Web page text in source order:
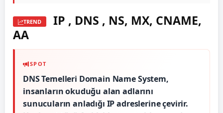
TREND
IP , DNS , NS, MX, CNAME,
AA
SPOT
DNS Temelleri Domain Name System,
insanların okuduğu alan adlarını
sunucuların anladığı IP adreslerine çevirir.